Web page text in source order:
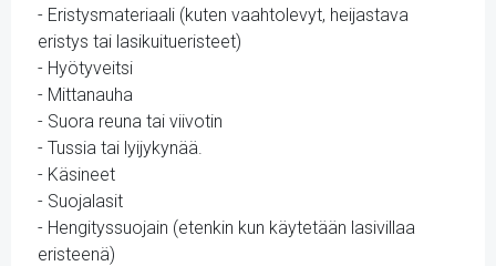
- Eristysmateriaali (kuten vaahtolevyt, heijastava
eristys tai lasikuitueristeet)
- Hyötyveitsi
- Mittanauha
- Suora reuna tai viivotin
- Tussia tai lyijykynää.
- Käsineet
- Suojalasit
- Hengityssuojain (etenkin kun käytetään lasivillaa
eristeenä)